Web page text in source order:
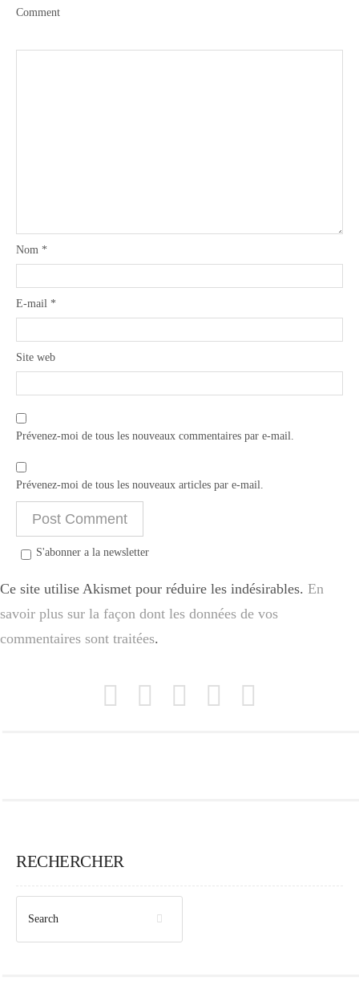
Comment
Nom *
E-mail *
Site web
Prévenez-moi de tous les nouveaux commentaires par e-mail.
Prévenez-moi de tous les nouveaux articles par e-mail.
S'abonner a la newsletter
Ce site utilise Akismet pour réduire les indésirables. En
savoir plus sur la façon dont les données de vos
commentaires sont traitées.
RECHERCHER